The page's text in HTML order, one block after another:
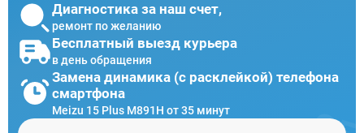
Диагностика за наш счет,
ремонт по желанию
Бесплатный выезд курьера
в день обращения
Замена динамика (с расклейкой) телефона
смартфона
Meizu 15 Plus M891H от 35 минут